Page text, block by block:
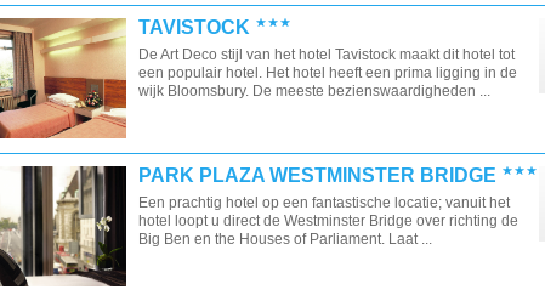
TAVISTOCK
De Art Deco stijl van het hotel Tavistock maakt dit hotel tot
een populair hotel. Het hotel heeft een prima ligging in de
wijk Bloomsbury. De meeste bezienswaardigheden ...
PARK PLAZA WESTMINSTER BRIDGE
Een prachtig hotel op een fantastische locatie; vanuit het
hotel loopt u direct de Westminster Bridge over richting de
Big Ben en the Houses of Parliament. Laat ...